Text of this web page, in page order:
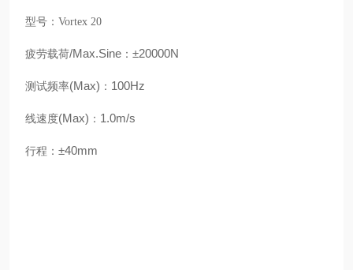
型号：Vortex 20
疲劳载荷/Max.Sine ： ±20000N
测试频率(Max) ： 100Hz
线速度(Max) ： 1.0m/s
行程： ±40mm